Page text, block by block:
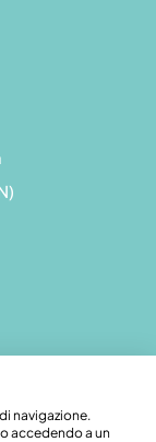
265823 | P.I.
navigazione.
accedendo a un